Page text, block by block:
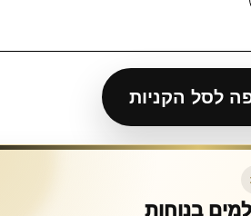
לסל הקניות
בנוחות